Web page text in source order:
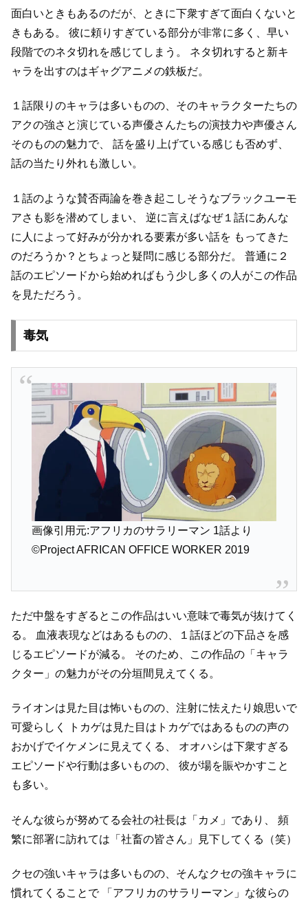
面白いときもあるのだが、ときに下衆すぎて面白くないと
きもある。
彼に頼りすぎている部分が非常に多く、早い
段階でのネタ切れを感じてしまう。
ネタ切れすると新キ
ャラを出すのはギャグアニメの鉄板だ。
１話限りのキャラは多いものの、そのキャラクターたちの
アクの強さと演じている声優さんたちの演技力や声優さん
そのものの魅力で、
話を盛り上げている感じも否めず、
話の当たり外れも激しい。
１話のような賛否両論を巻き起こしそうなブラックユーモ
アさも影を潜めてしまい、
逆に言えばなぜ１話にあんな
に人によって好みが分かれる要素が多い話を もってきた
のだろうか？とちょっと疑問に感じる部分だ。
普通に２
話のエピソードから始めればもう少し多くの人がこの作品
を見ただろう。
毒気
画像引用元:アフリカのサラリーマン 1話より
©Project AFRICAN OFFICE WORKER 2019
ただ中盤をすぎるとこの作品はいい意味で毒気が抜けてく
る。
血液表現などはあるものの、１話ほどの下品さを感
じるエピソードが減る。
そのため、この作品の「キャラ
クター」の魅力がその分垣間見えてくる。
ライオンは見た目は怖いものの、注射に怯えたり娘思いで
可愛らしく
トカゲは見た目はトカゲではあるものの声の
おかげでイケメンに見えてくる、
オオハシは下衆すぎる
エピソードや行動は多いものの、
彼が場を賑やかすこと
も多い。
そんな彼らが努めてる会社の社長は「カメ」であり、
頻
繁に部署に訪れては「社畜の皆さん」見下してくる（笑）
クセの強いキャラは多いものの、そんなクセの強キャラに
慣れてくることで「アフリカのサラリーマン」な彼らの